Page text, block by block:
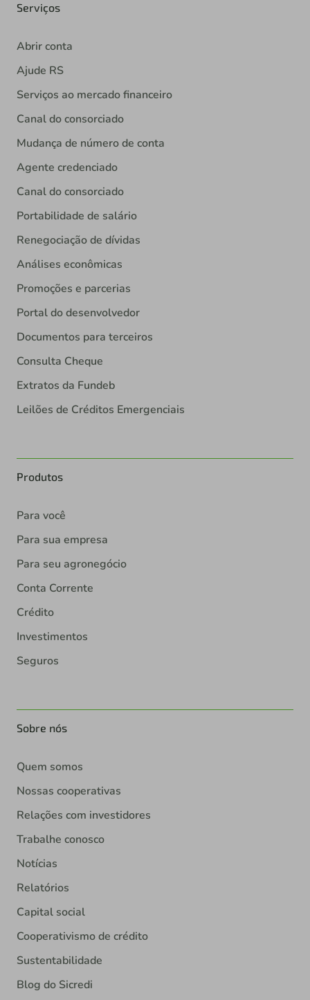
Serviços
Abrir conta
Ajude RS
Serviços ao mercado financeiro
Canal do consorciado
Mudança de número de conta
Agente credenciado
Canal do consorciado
Portabilidade de salário
Renegociação de dívidas
Análises econômicas
Promoções e parcerias
Portal do desenvolvedor
Documentos para terceiros
Consulta Cheque
Extratos da Fundeb
Leilões de Créditos Emergenciais
Produtos
Para você
Para sua empresa
Para seu agronegócio
Conta Corrente
Crédito
Investimentos
Seguros
Sobre nós
Quem somos
Nossas cooperativas
Relações com investidores
Trabalhe conosco
Notícias
Relatórios
Capital social
Cooperativismo de crédito
Sustentabilidade
Blog do Sicredi